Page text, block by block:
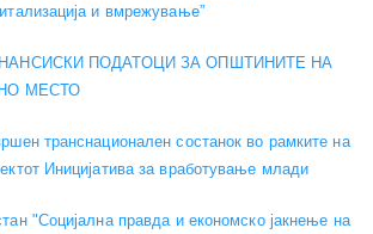
и вмрежување”
ПОДАТОЦИ ЗА ОПШТИНИТЕ НА
МЕСТО
транснационален состанок во рамките на
Иницијатива за вработување млади
"Социјална правда и економско јакнење на